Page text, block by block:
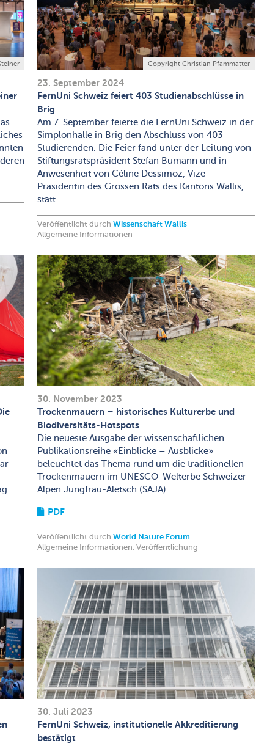
Copyright Christian Pfammatter
23. September 2024
FernUni Schweiz feiert 403 Studienabschlüsse in
Brig
Am 7. September feierte die FernUni Schweiz in der
Simplonhalle in Brig den Abschluss von 403
Studierenden. Die Feier fand unter der Leitung von
Stiftungsratspräsident Stefan Bumann und in
Anwesenheit von Céline Dessimoz, Vize-
Präsidentin des Grossen Rats des Kantons Wallis,
statt.
Veröffentlicht durch Wissenschaft Wallis
Allgemeine Informationen
30. November 2023
Trockenmauern – historisches Kulturerbe und
Biodiversitäts-Hotspots
Die neueste Ausgabe der wissenschaftlichen
Publikationsreihe «Einblicke – Ausblicke»
beleuchtet das Thema rund um die traditionellen
Trockenmauern im UNESCO-Welterbe Schweizer
Alpen Jungfrau-Aletsch (SAJA).
PDF
Veröffentlicht durch World Nature Forum
Allgemeine Informationen, Veröffentlichung
30. Juli 2023
FernUni Schweiz, institutionelle Akkreditierung
bestätigt